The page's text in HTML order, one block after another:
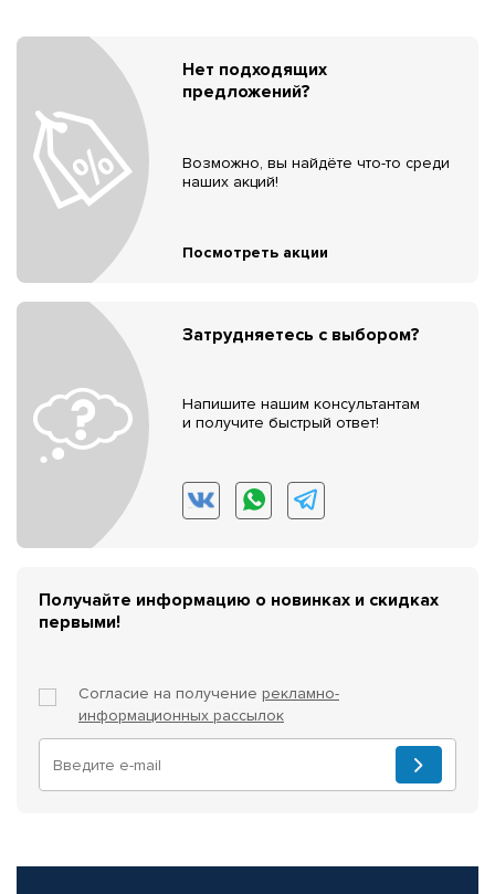
Нет подходящих
предложений?
Возможно, вы найдёте что-то среди
наших акций!
Посмотреть акции
Затрудняетесь с выбором?
Напишите нашим консультантам
и получите быстрый ответ!
Получайте информацию о новинках и скидках
первыми!
Согласие на получение рекламно-
информационных рассылок